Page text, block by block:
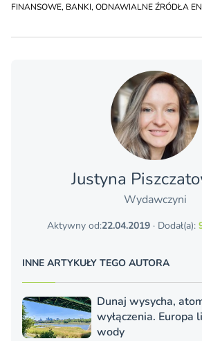
FINANSOWE, BANKI, ODNAWIALNE ŹRÓDŁA
Justyna
Wydawczyni
Aktywny od:22.04.2019 · Dodał(a):
INNE ARTYKUŁY TEGO AUTORA
Dunaj wysycha,
wyłączenia. Europa
wody